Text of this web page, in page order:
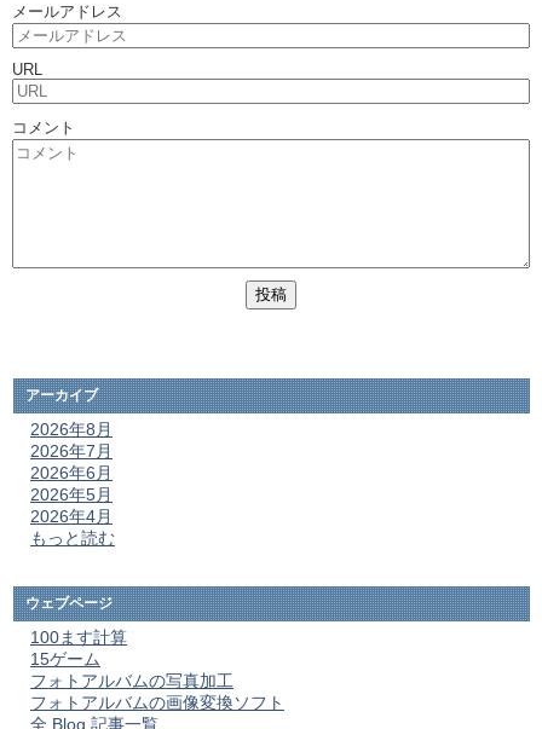
メールアドレス
URL
コメント
アーカイブ
2026年8月
2026年7月
2026年6月
2026年5月
2026年4月
もっと読む
ウェブページ
100ます計算
15ゲーム
フォトアルバムの写真加工
フォトアルバムの画像変換ソフト
全 Blog 記事一覧